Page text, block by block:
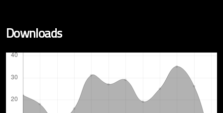
Downloads